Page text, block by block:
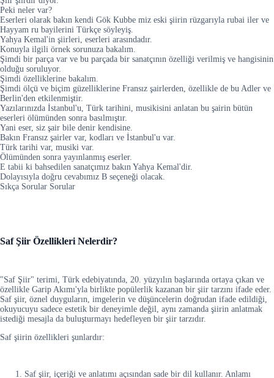
Peki neler var?
Eserleri olarak bakın kendi Gök Kubbe miz eski şiirin rüzgarıyla rubai iler ve
Hayyam ru bayilerini Türkçe söyleyiş.
Yahya Kemal'in şiirleri, eserleri arasındadır.
Konuyla ilgili örnek sorunuza bakalım.
Şimdi bir parça var ve bu parçada bir sanatçının özelliği verilmiş ve hangisinin
olduğu soruluyor.
Şimdi özelliklerine bakalım.
Şimdi ölçü ve biçim güzelliklerine Fransız şairlerden, özellikle de bu Adler ve
Berlin'den etkilenmiştir.
Yazılarınızda İstanbul'u, Türk tarihini, musikisini anlatan bu şairin bütün
eserleri ölümünden sonra basılmıştır.
Yani eser, siz şair bile denir kendisine.
Bakın Fransız şairler var, kodları ve İstanbul'u var.
Türk tarihi var, musiki var.
Ölümünden sonra yayınlanmış eserler.
E tabii ki bahsedilen sanatçımız bakın Yahya Kemal'dir.
Dolayısıyla doğru cevabımız B seçeneği olacak.
Sıkça Sorular Sorular
Saf Şiir Özellikleri Nelerdir?
"Saf Şiir" terimi, Türk edebiyatında, 20. yüzyılın başlarında ortaya çıkan ve
özellikle Garip Akımı'yla birlikte popülerlik kazanan bir şiir tarzını ifade eder.
Saf şiir, öznel duyguların, imgelerin ve düşüncelerin doğrudan ifade edildiği,
okuyucuyu sadece estetik bir deneyimle değil, aynı zamanda şiirin anlatmak
istediği mesajla da buluşturmayı hedefleyen bir şiir tarzıdır.
Saf şiirin özellikleri şunlardır:
Saf şiir, içeriği ve anlatımı açısından sade bir dil kullanır. Anlamı